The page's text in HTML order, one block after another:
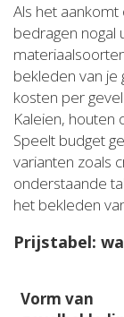
Als het
bedragen nogal
bekleden van je
kosten per
Kaleien, houten
Speelt budget
varianten zoals
onderstaande
het bekleden
Prijstabel:
Vorm van